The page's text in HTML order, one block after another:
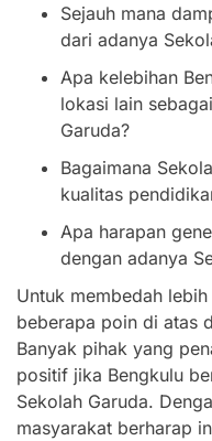
Sejauh mana
dari adanya
Apa kelebihan
lokasi lain
Garuda?
Bagaimana
kualitas
Apa harapan
dengan adanya
Untuk membedah
beberapa poin di atas
Banyak pihak yang
positif jika Bengkulu
Sekolah Garuda.
masyarakat berharap